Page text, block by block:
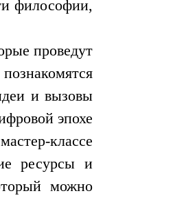
философии,
проведут
и вызовы
эпохе
классе
ресурсы и
можно